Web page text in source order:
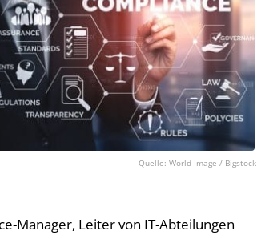
World Image / Bigstock
Manager, Leiter von IT-Abteilungen